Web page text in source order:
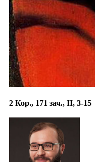
2 Кор., 171 зач., II, 3-15